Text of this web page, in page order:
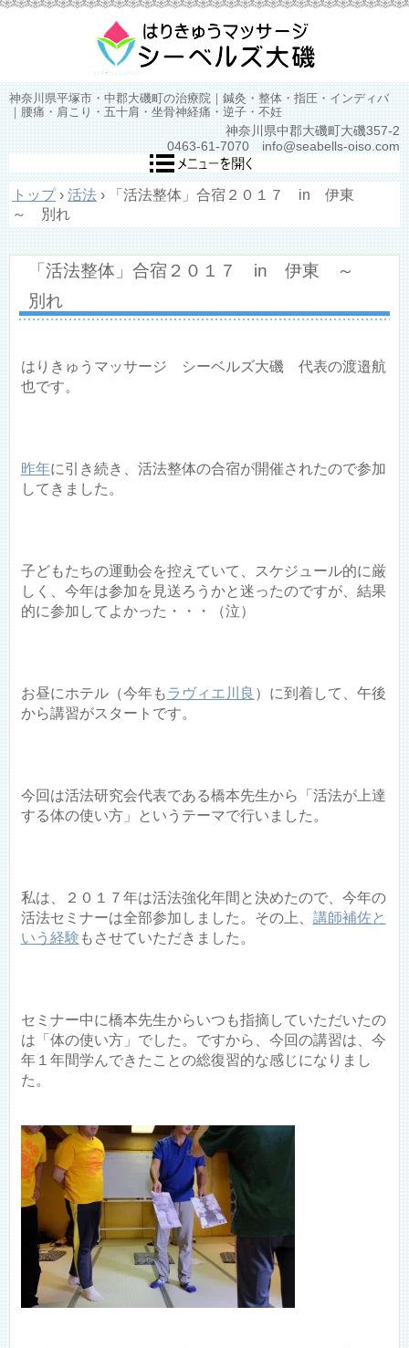
神奈川県平塚市・中郡大磯町の治療院｜鍼灸・整体・指圧・インディバ
｜腰痛・肩こり・五十肩・坐骨神経痛・逆子・不妊
神奈川県中郡大磯町大磯357-2
0463-61-7070 info@seabells-oiso.com
トップ › 活法 ›
「活法整体」合宿２０１７ in 伊東
～ 別れ
「活法整体」合宿２０１７ in 伊東 ～
別れ
はりきゅうマッサージ シーベルズ大磯 代表の渡邉航
也です。
昨年に引き続き、活法整体の合宿が開催されたので参加
してきました。
子どもたちの運動会を控えていて、スケジュール的に厳
しく、今年は参加を見送ろうかと迷ったのですが、結果
的に参加してよかった・・・（泣）
お昼にホテル（今年もラヴィエ川良 ）に到着して、午後
から講習がスタートです。
今回は活法研究会代表である橋本先生から「活法が上達
する体の使い方」というテーマで行いました。
私は、２０１７年は活法強化年間と決めたので、今年の
活法セミナーは全部参加しました。その上、 講師補佐と
いう経験 もさせていただきました。
セミナー中に橋本先生からいつも指摘していただいたの
は「体の使い方」でした。ですから、今回の講習は、今
年１年間学んできたことの総復習的な感じになりまし
た。